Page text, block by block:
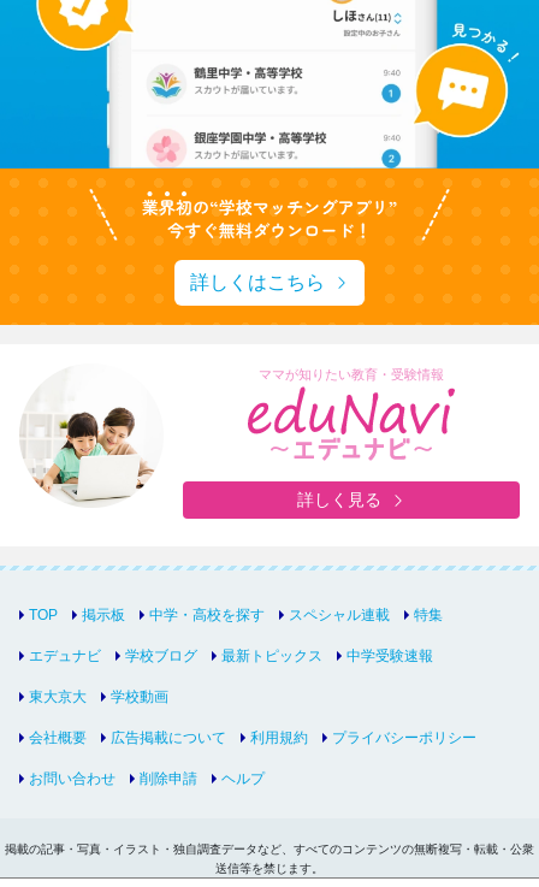
詳しくはこちら
ママが知りたい教育・受験情報
詳しく見る
TOP 掲示板 中学・高校を探す スペシャル連載 特集
エデュナビ 学校ブログ 最新トピックス 中学受験速報
東大京大 学校動画
会社概要 広告掲載について 利用規約 プライバシーポリシー
お問い合わせ 削除申請 ヘルプ
掲載の記事・写真・イラスト・独自調査データなど、すべてのコンテンツの無断複写・転載・公衆
送信等を禁じます。